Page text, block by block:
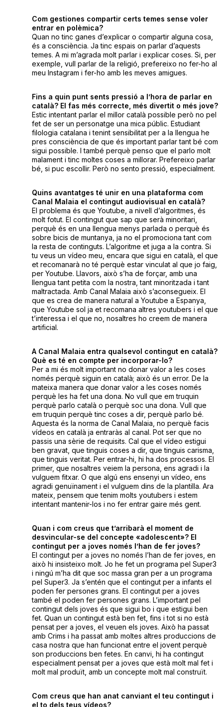
Com gestiones compartir certs temes sense voler
entrar en polèmica?
Quan no tinc ganes d’explicar o compartir alguna cosa,
és a consciència. Ja tinc espais on parlar d’aquests
temes. A mi m’agrada molt parlar i explicar coses. Si, per
exemple, vull parlar de la religió, prefereixo no fer-ho al
meu Instagram i fer-ho amb les meves amigues.
Fins a quin punt sents pressió a l’hora de parlar en
català? El fas més correcte, més divertit o més jove?
Estic intentant parlar el millor català possible però no pel
fet de ser un personatge una mica públic. Estudiant
filologia catalana i tenint sensibilitat per a la llengua he
pres consciència de que és important parlar tant bé com
sigui possible. I també perquè penso que el parlo molt
malament i tinc moltes coses a millorar. Prefereixo parlar
bé, si puc escollir. Però no sento pressió, especialment.
Quins avantatges té unir en una plataforma com
Canal Malaia el contingut audiovisual en català?
El problema és que Youtube, a nivell d’algoritmes, és
molt fotut. El contingut que sap que serà minoritari,
perquè és en una llengua menys parlada o perquè és
sobre bicis de muntanya, ja no el promociona tant com
la resta de continguts. L’algoritme et juga a la contra. Si
tu veus un vídeo meu, encara que sigui en català, el que
et recomanarà no té perquè estar vinculat al que jo faig,
per Youtube. Llavors, això s’ha de forçar, amb una
llengua tant petita com la nostra, tant minoritzada i tant
maltractada. Amb Canal Malaia això s’aconsegueix. El
que es crea de manera natural a Youtube a Espanya,
que Youtube sol ja et recomana altres youtubers i el que
t’interessa i el que no, nosaltres ho creem de manera
artificial.
A Canal Malaia entra qualsevol contingut en català?
Què es té en compte per incorporar-lo?
Per a mi és molt important no donar valor a les coses
només perquè siguin en català; això és un error. De la
mateixa manera que donar valor a les coses només
perquè les ha fet una dona. No vull que em truquin
perquè parlo català o perquè soc una dona. Vull que
em truquin perquè tinc coses a dir, perquè parlo bé.
Aquesta és la norma de Canal Malaia, no perquè facis
vídeos en català ja entraràs al canal. Pot ser que no
passis una sèrie de requisits. Cal que el vídeo estigui
ben gravat, que tinguis coses a dir, que tinguis carisma,
que tinguis veritat. Per entrar-hi, hi ha dos processos. El
primer, que nosaltres veiem la persona, ens agradi i la
vulguem fitxar. O que algú ens ensenyi un vídeo, ens
agradi genuïnament i el vulguem dins de la plantilla. Ara
mateix, pensem que tenim molts youtubers i estem
intentant mantenir-los i no fer entrar gaire més gent.
Quan i com creus que t’arribarà el moment de
desvincular-se del concepte «adolescent»? El
contingut per a joves només l’han de fer joves?
El contingut per a joves no només l’han de fer joves, en
això hi insisteixo molt. Jo he fet un programa pel Super3
i ningú m’ha dit que soc massa gran per a un programa
pel Super3. Ja s’entén que el contingut per a infants el
poden fer persones grans. El contingut per a joves
també el poden fer persones grans. L’important pel
contingut dels joves és que sigui bo i que estigui ben
fet. Quan un contingut està ben fet, fins i tot si no està
pensat per a joves, el veuen els joves. Això ha passat
amb Crims i ha passat amb moltes altres produccions de
casa nostra que han funcionat entre el jovent perquè
son produccions ben fetes. En canvi, hi ha contingut
especialment pensat per a joves que està molt mal fet i
molt mal produït, amb un concepte molt mal construït.
Com creus que han anat canviant el teu contingut i
el to dels teus vídeos?